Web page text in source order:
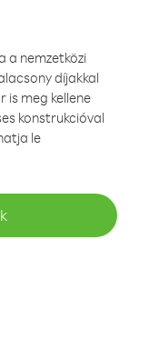
a nemzetközi
díjakkal
is meg kellene
konstrukcióval
le